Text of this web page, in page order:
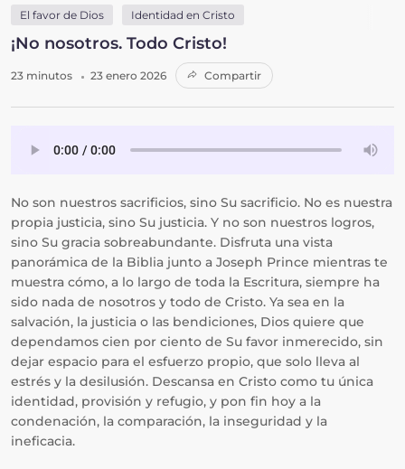
El favor de Dios Identidad en Cristo
¡No nosotros. Todo Cristo!
23 minutos 23 enero 2026 Compartir
No son nuestros sacrificios, sino Su sacrificio. No es nuestra
propia justicia, sino Su justicia. Y no son nuestros logros,
sino Su gracia sobreabundante. Disfruta una vista
panorámica de la Biblia junto a Joseph Prince mientras te
muestra cómo, a lo largo de toda la Escritura, siempre ha
sido nada de nosotros y todo de Cristo. Ya sea en la
salvación, la justicia o las bendiciones, Dios quiere que
dependamos cien por ciento de Su favor inmerecido, sin
dejar espacio para el esfuerzo propio, que solo lleva al
estrés y la desilusión. Descansa en Cristo como tu única
identidad, provisión y refugio, y pon fin hoy a la
condenación, la comparación, la inseguridad y la
ineficacia.